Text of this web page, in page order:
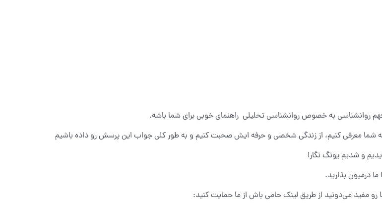
روانشناسی به خصوص روانشناسی تحلیلی راهنمای خوبی برای شما باشه.
شما معرفی کنیم، از زندگی شخصی و حرفه ایش صحبت کنیم و به طور کلی جواب این پرسش رو داده باشیم
و شدیم یونگ نگار!
ما درمیون بذارید.
رو مفید می‌دونید از طریق لینک حامی باش از ما حمایت کنید: